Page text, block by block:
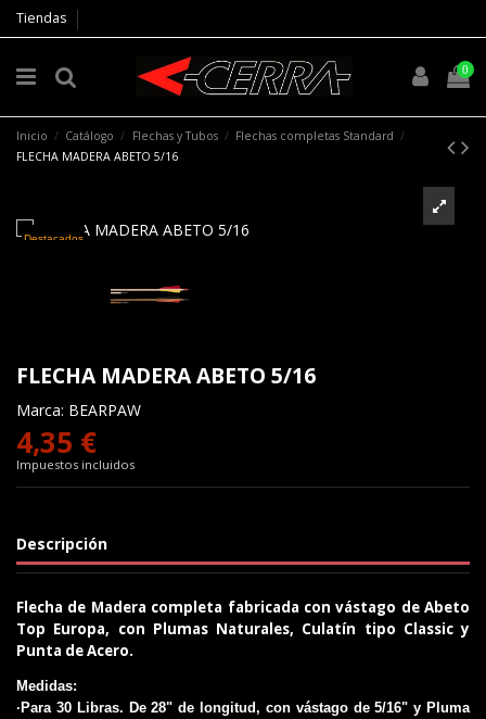
Tiendas
0
Inicio Catálogo Flechas y Tubos
Flechas completas Standard
FLECHA MADERA ABETO 5/16
Destacados
FLECHA MADERA ABETO 5/16
Marca: BEARPAW
4,35 €
Impuestos incluidos
Descripción
Flecha de Madera completa fabricada con vástago de Abeto
Top Europa, con Plumas Naturales, Culatín tipo Classic y
Punta de Acero.
Medidas:
·Para 30 Libras. De 28" de longitud, con vástago de 5/16" y Pluma